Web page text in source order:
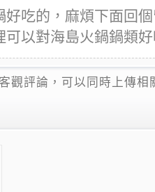
好吃的，麻煩下面回
可以對海島火鍋鍋類